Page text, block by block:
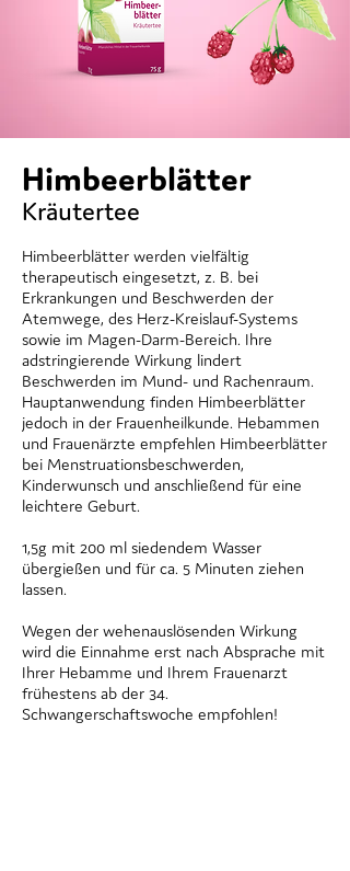
Himbeerblätter
Kräutertee
Himbeerblätter werden vielfältig
therapeutisch eingesetzt, z. B. bei
Erkrankungen und Beschwerden der
Atemwege, des Herz-Kreislauf-Systems
sowie im Magen-Darm-Bereich. Ihre
adstringierende Wirkung lindert
Beschwerden im Mund- und Rachenraum.
Hauptanwendung finden Himbeerblätter
jedoch in der Frauenheilkunde. Hebammen
und Frauenärzte empfehlen Himbeerblätter
bei Menstruationsbeschwerden,
Kinderwunsch und anschließend für eine
leichtere Geburt.
1,5g mit 200 ml siedendem Wasser
übergießen und für ca. 5 Minuten ziehen
lassen.
Wegen der wehenauslösenden Wirkung
wird die Einnahme erst nach Absprache mit
Ihrer Hebamme und Ihrem Frauenarzt
frühestens ab der 34.
Schwangerschaftswoche empfohlen!